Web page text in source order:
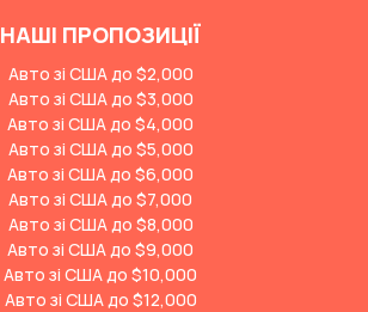
НАШІ ПРОПОЗИЦІЇ
Авто зі США до $2,000
Авто зі США до $3,000
Авто зі США до $4,000
Авто зі США до $5,000
Авто зі США до $6,000
Авто зі США до $7,000
Авто зі США до $8,000
Авто зі США до $9,000
Авто зі США до $10,000
Авто зі США до $12,000